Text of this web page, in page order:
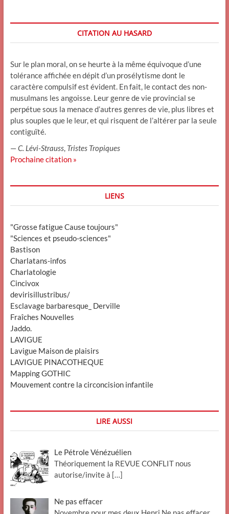
CITATION AU HASARD
Sur le plan moral, on se heurte à la même équivoque d’une
tolérance affichée en dépit d’un prosélytisme dont le
caractère compulsif est évident. En fait, le contact des non-
musulmans les angoisse. Leur genre de vie provincial se
perpétue sous la menace d’autres genres de vie, plus libres et
plus souples que le leur, et qui risquent de l’altérer par la seule
contiguïté.
—C. Lévi-Strauss, Tristes Tropiques
Prochaine citation »
LIENS
"Grosse fatigue Cause toujours"
"Sciences et pseudo-sciences"
Bastison
Charlatans-infos
Charlatologie
Cincivox
devirisillustribus/
Esclavage barbaresque_ Derville
Fraîches Nouvelles
Jaddo.
LAVIGUE
Lavigue Maison de plaisirs
LAVIGUE PINACOTHEQUE
Mapping GOTHIC
Mouvement contre la circoncision infantile
LIRE AUSSI
Le Pétrole Vénézuélien
Théoriquement la REVUE CONFLIT nous
autorise/invite à […]
Ne pas effacer